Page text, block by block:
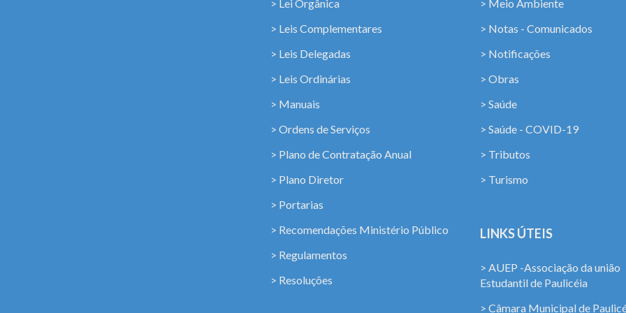
> Lei Orgânica
> Leis Complementares
> Leis Delegadas
> Leis Ordinárias
> Manuais
> Ordens de Serviços
> Plano de Contratação Anual
> Plano Diretor
> Portarias
> Recomendações Ministério Público
> Regulamentos
> Resoluções
> Meio Ambiente
> Notas - Comunicados
> Notificações
> Obras
> Saúde
> Saúde - COVID-19
> Tributos
> Turismo
LINKS ÚTEIS
> AUEP -Associação da união
Estudantil de Paulicéia
> Câmara Municipal de